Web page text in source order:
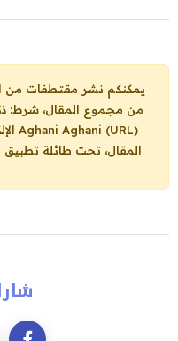
من مجموع المقال، شرط:
Aghani Aghani (URL)
المقال، تحت طائلة تطبيق